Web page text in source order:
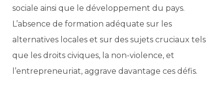
sociale ainsi que le développement du pays.
L’absence de formation adéquate sur les
alternatives locales et sur des sujets cruciaux tels
que les droits civiques, la non-violence, et
l’entrepreneuriat, aggrave davantage ces défis.